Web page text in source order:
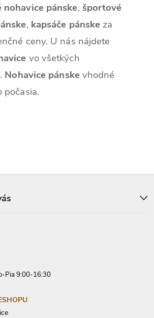
nohavice pánske, športové
, kapsáče pánske za
ceny. U nás nájdete
vo všetkých
Nohavice pánskevhodné
počasia.
Pia 9:00-16:30